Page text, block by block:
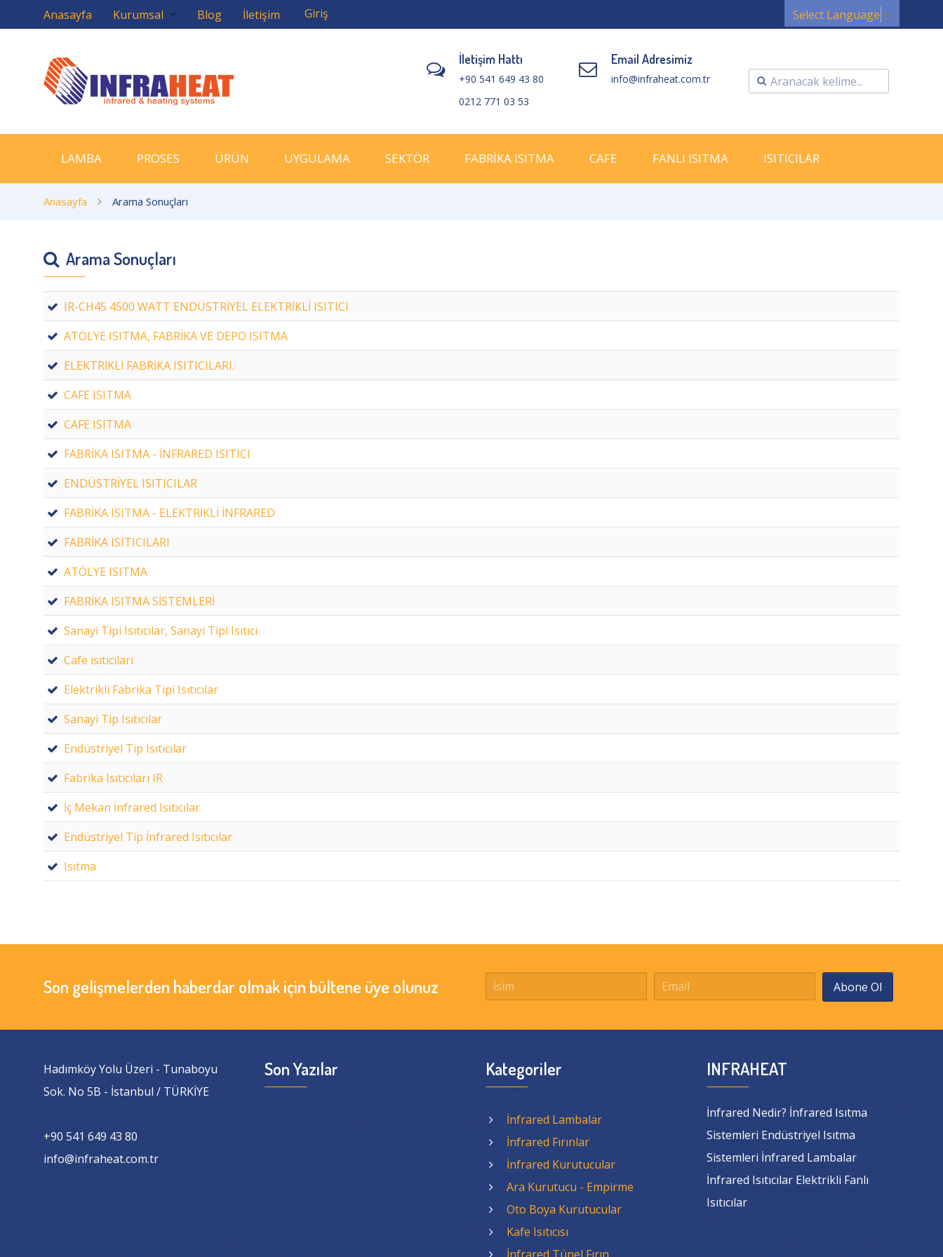
Anasayfa Kurumsal Blog İletişim Giriş Select Language ▼
İletişim Hattı
+90 541 649 43 80
0212 771 03 53
Email Adresimiz
info@infraheat.com.tr
LAMBA PROSES ÜRÜN UYGULAMA SEKTÖR FABRİKA ISITMA CAFE FANLI ISITMA ISITICILAR
Anasayfa Arama Sonuçları
Arama Sonuçları
IR-CH45 4500 WATT ENDÜSTRİYEL ELEKTRİKLİ ISITICI
ATÖLYE ISITMA, FABRİKA VE DEPO ISITMA
ELEKTRİKLİ FABRİKA ISITICILARI.
CAFE ISITMA
CAFE ISITMA
FABRİKA ISITMA - İNFRARED ISITICI
ENDÜSTRİYEL ISITICILAR
FABRİKA ISITMA - ELEKTRİKLİ İNFRARED
FABRİKA ISITICILARI
ATÖLYE ISITMA
FABRİKA ISITMA SİSTEMLERİ
Sanayi Tipi Isıtıcılar, Sanayi Tipi Isıtıcı
Cafe ısıtıcıları
Elektrikli Fabrika Tipi Isıtıcılar
Sanayi Tip Isıtıcılar
Endüstriyel Tip Isıtıcılar
Fabrika Isıtıcıları IR
İç Mekan İnfrared Isıtıcılar
Endüstriyel Tip İnfrared Isıtıcılar
Isıtma
Son gelişmelerden haberdar olmak için bültene üye olunuz Abone Ol
Hadımköy Yolu Üzeri - Tunaboyu
Sok. No 5B - İstanbul / TÜRKİYE
+90 541 649 43 80
info@infraheat.com.tr
Son Yazılar Kategoriler
İnfrared Lambalar
İnfrared Fırınlar
İnfrared Kurutucular
Ara Kurutucu - Empirme
Oto Boya Kurutucular
Kafe Isıtıcısı
INFRAHEAT
İnfrared Nedir? İnfrared Isıtma
Sistemleri Endüstriyel Isıtma
Sistemleri İnfrared Lambalar
İnfrared Isıtıcılar Elektrikli Fanlı
Isıtıcılar